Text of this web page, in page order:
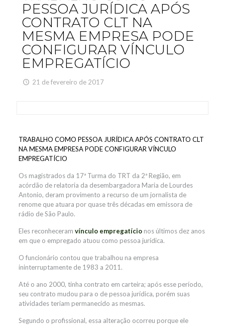
PESSOA JURÍDICA APÓS
CONTRATO CLT NA
MESMA EMPRESA PODE
CONFIGURAR VÍNCULO
EMPREGATÍCIO
21 de fevereiro de 2017
TRABALHO COMO PESSOA JURÍDICA APÓS CONTRATO CLT
NA MESMA EMPRESA PODE CONFIGURAR VÍNCULO
EMPREGATÍCIO
Os magistrados da 17ª Turma do TRT da 2ª Região, em
acórdão de relatoria da desembargadora Maria de Lourdes
Antonio, deram provimento a recurso de um jornalista de
renome que atuara por quase três décadas em emissora de
rádio de São Paulo.
Eles reconheceram vínculo empregatícionos últimos dez anos
em que o empregado atuou como pessoa jurídica.
O funcionário contou que trabalhou na empresa
ininterruptamente de 1983 a 2011.
Até o ano 2000, tinha contrato em carteira; após esse período,
seu contrato mudou para o de pessoa jurídica, porém suas
atividades teriam permanecido as mesmas.
Segundo o profissional, essa alteração ocorreu porque ele